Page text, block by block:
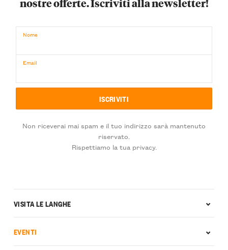
Nome
Email
Non riceverai mai spam e il tuo indirizzo sarà mantenuto
riservato.
Rispettiamo la tua privacy.
VISITA LE LANGHE
EVENTI